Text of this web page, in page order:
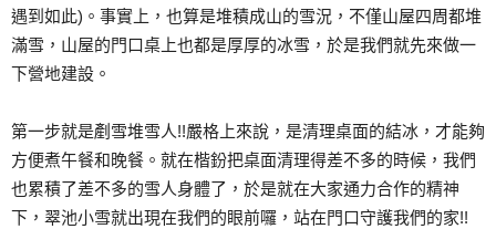
遇到如此)。事實上，也算是堆積成山的雪況，不僅山屋四周都堆
滿雪，山屋的門口桌上也都是厚厚的冰雪，於是我們就先來做一
下營地建設。
第一步就是剷雪堆雪人!!嚴格上來說，是清理桌面的結冰，才能夠
方便煮午餐和晚餐。就在楷鈖把桌面清理得差不多的時候，我們
也累積了差不多的雪人身體了，於是就在大家通力合作的精神
下，翠池小雪就出現在我們的眼前囉，站在門口守護我們的家!!